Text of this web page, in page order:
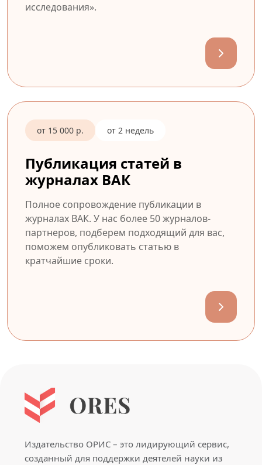
исследования».
от 15 000 р. от 2 недель
Публикация статей в
журналах ВАК
Полное сопровождение публикации в
журналах ВАК. У нас более 50 журналов-
партнеров, подберем подходящий для вас,
поможем опубликовать статью в
кратчайшие сроки.
Издательство ОРИС – это лидирующий сервис,
созданный для поддержки деятелей науки из